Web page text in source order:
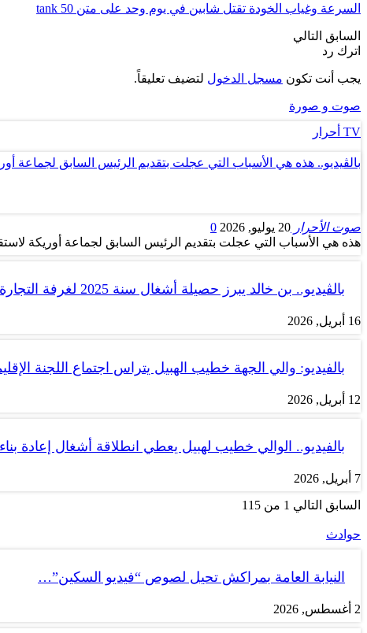
السرعة وغياب الخودة تقتل شابين في يوم وحد على متن tank 50
السابق التالي
اترك رد
يجب أنت تكون مسجل الدخول لتضيف تعليقاً.
صوت و صورة
TV أحرار
بالڤيديو.. هذه هي الأسباب التي عجلت بتقديم الرئيس السابق لجماعة
صوت الأحرار 20 يوليو, 2026
0
هذه هي الأسباب التي عجلت بتقديم الرئيس السابق لجماعة أوريكة
بالڤيديو.. بن خالد يبرز حصيلة أشغال سنة 2025 لغرفة التجارة والصناعة…
16 أبريل, 2026
بالفيديو: والي الجهة خطيب الهبيل يتراس اجتماع اللجنة
12 أبريل, 2026
بالفيديو.. الوالي خطيب لهبيل يعطي انطلاقة أشغال إعادة
7 أبريل, 2026
السابق التالي 1 من 115
حوادث
النيابة العامة بمراكش تحيل لصوص “فيديو السكين”…
2 أغسطس, 2026